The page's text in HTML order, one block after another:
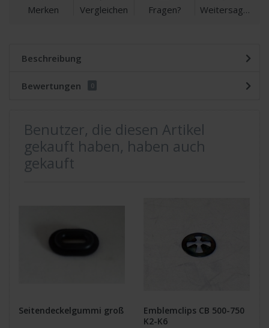
Merken Vergleichen Fragen? Weitersagen
Beschreibung
Bewertungen 0
Benutzer, die diesen Artikel
gekauft haben, haben auch
gekauft
Seitendeckelgummi groß
Emblemclips CB 500-750
K2-K6